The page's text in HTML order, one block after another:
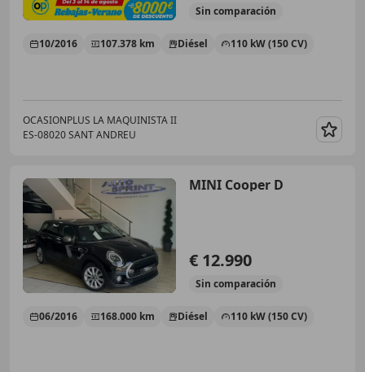
Sin comparación
10/2016 107.378 km Diésel 110 kW (150 CV)
OCASIONPLUS LA MAQUINISTA II
ES-08020 SANT ANDREU
MINI Cooper D
€ 12.990
Sin comparación
06/2016 168.000 km Diésel 110 kW (150 CV)